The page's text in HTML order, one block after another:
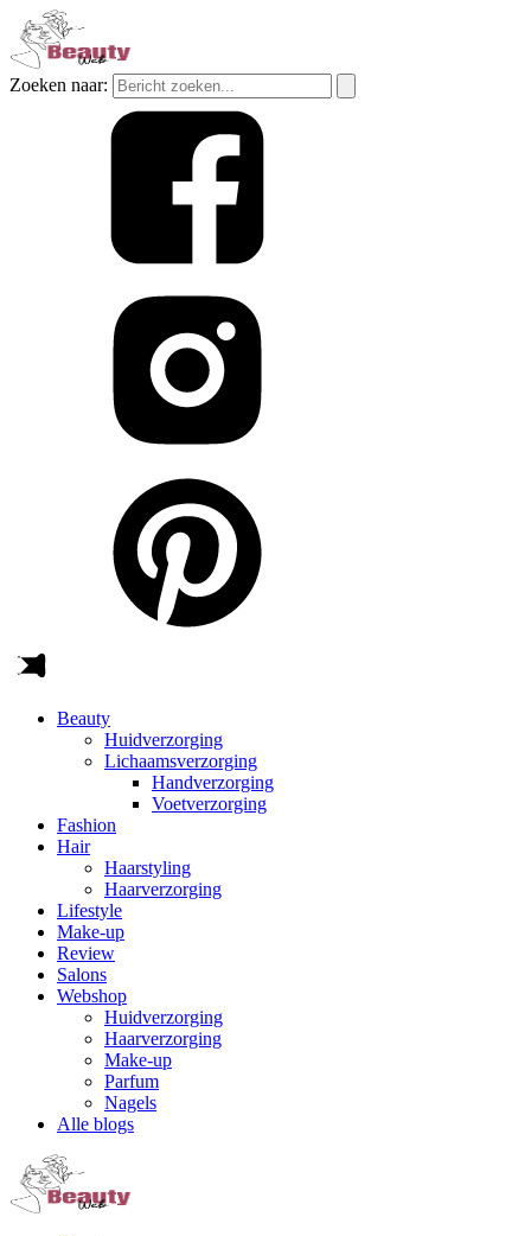
Zoeken naar:
Beauty
Huidverzorging
Lichaamsverzorging
Handverzorging
Voetverzorging
Fashion
Hair
Haarstyling
Haarverzorging
Lifestyle
Make-up
Review
Salons
Webshop
Huidverzorging
Haarverzorging
Make-up
Parfum
Nagels
Alle blogs